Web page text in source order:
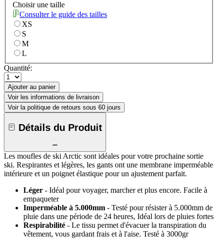
Choisir une taille
Consulter le guide des tailles
XS
S
M
L
Quantité:
Ajouter au panier
Voir les informations de livraison
Voir la politique de retours sous 60 jours
Détails du Produit
Les moufles de ski Arctic sont idéales pour votre prochaine sortie
ski. Respirantes et légères, les gants ont une membrane imperméable
intérieure et un poignet élastique pour un ajustement parfait.
Léger - Idéal pour voyager, marcher et plus encore. Facile à
empaqueter
Imperméable à 5.000mm - Testé pour résister à 5.000mm de
pluie dans une période de 24 heures, Idéal lors de pluies fortes
Respirabilité - Le tissu permet d'évacuer la transpiration du
vêtement, vous gardant frais et à l'aise. Testé à 3000gr